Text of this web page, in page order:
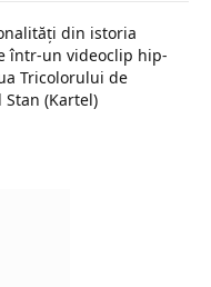
din istoria
într-un videoclip hip-
Tricolorului de
(Kartel)